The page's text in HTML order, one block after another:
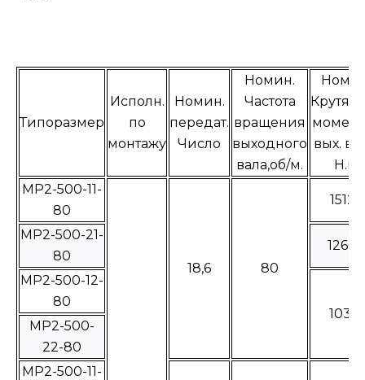
Типоразмер
Исполн.
по
монтажу
Номин.
передат.
Число
Номин.
Частота
вращения
выходного
вала,об/м.
вых.
Н.м
МР2-500-11-
80
18,6 80
15125
МР2-500-21-
80
12605
МР2-500-12-
80
10315
МР2-500-
22-80
МР2-500-11-